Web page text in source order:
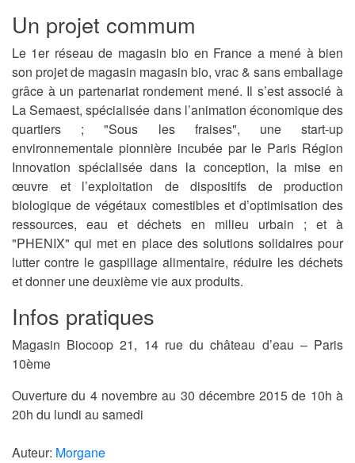
Un projet commum
Le 1er réseau de magasin bio en France a mené à bien
son projet de magasin magasin bio, vrac & sans emballage
grâce à un partenariat rondement mené. Il s’est associé à
La Semaest, spécialisée dans l’animation économique des
quartiers ; "Sous les fraises", une start-up
environnementale pionnière incubée par le Paris Région
Innovation spécialisée dans la conception, la mise en
œuvre et l’exploitation de dispositifs de production
biologique de végétaux comestibles et d’optimisation des
ressources, eau et déchets en milieu urbain ; et à
"PHENIX" qui met en place des solutions solidaires pour
lutter contre le gaspillage alimentaire, réduire les déchets
et donner une deuxième vie aux produits.
Infos pratiques
Magasin Biocoop 21, 14 rue du château d’eau – Paris
10ème
Ouverture du 4 novembre au 30 décembre 2015 de 10h à
20h du lundi au samedi
Auteur: Morgane